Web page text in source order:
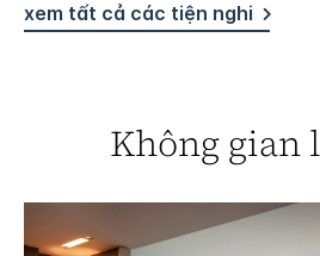
xem tất cả các tiện nghi
Không gian